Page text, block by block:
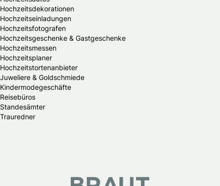
Hochzeitsdekorationen
Hochzeitseinladungen
Hochzeitsfotografen
Hochzeitsgeschenke & Gastgeschenke
Hochzeitsmessen
Hochzeitsplaner
Hochzeitstortenanbieter
Juweliere & Goldschmiede
Kindermodegeschäfte
Reisebüros
Standesämter
Trauredner